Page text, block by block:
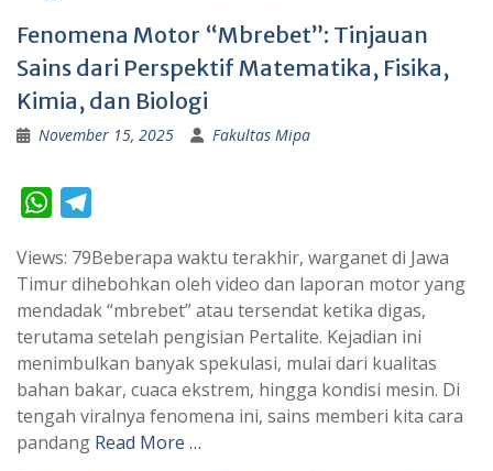
Fenomena Motor “Mbrebet”: Tinjauan
Sains dari Perspektif Matematika, Fisika,
Kimia, dan Biologi
November 15, 2025 Fakultas Mipa
W
a
t
s
A
p
p
l
e
g
r
a
m
Views: 79Beberapa waktu terakhir, warganet di Jawa
Timur dihebohkan oleh video dan laporan motor yang
mendadak “mbrebet” atau tersendat ketika digas,
terutama setelah pengisian Pertalite. Kejadian ini
menimbulkan banyak spekulasi, mulai dari kualitas
bahan bakar, cuaca ekstrem, hingga kondisi mesin. Di
tengah viralnya fenomena ini, sains memberi kita cara
pandang Read More …